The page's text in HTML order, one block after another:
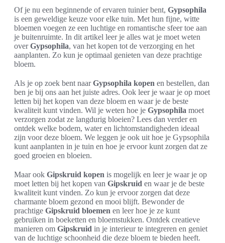
Of je nu een beginnende of ervaren tuinier bent, Gypsophila
is een geweldige keuze voor elke tuin. Met hun fijne, witte
bloemen voegen ze een luchtige en romantische sfeer toe aan
je buitenruimte. In dit artikel leer je alles wat je moet weten
overGypsophila, van het kopen tot de verzorging en het
aanplanten. Zo kun je optimaal genieten van deze prachtige
bloem.
Als je op zoek bent naarGypsophila kopen en bestellen, dan
ben je bij ons aan het juiste adres. Ook leer je waar je op moet
letten bij het kopen van deze bloem en waar je de beste
kwaliteit kunt vinden. Wil je weten hoe je Gypsophila moet
verzorgen zodat ze langdurig bloeien? Lees dan verder en
ontdek welke bodem, water en lichtomstandigheden ideaal
zijn voor deze bloem. We leggen je ook uit hoe je Gypsophila
kunt aanplanten in je tuin en hoe je ervoor kunt zorgen dat ze
goed groeien en bloeien.
Maar ook Gipskruid kopen is mogelijk en leer je waar je op
moet letten bij het kopen van Gipskruid en waar je de beste
kwaliteit kunt vinden. Zo kun je ervoor zorgen dat deze
charmante bloem gezond en mooi blijft. Bewonder de
prachtige Gipskruid bloemen en leer hoe je ze kunt
gebruiken in boeketten en bloemstukken. Ontdek creatieve
manieren om Gipskruid in je interieur te integreren en geniet
van de luchtige schoonheid die deze bloem te bieden heeft.